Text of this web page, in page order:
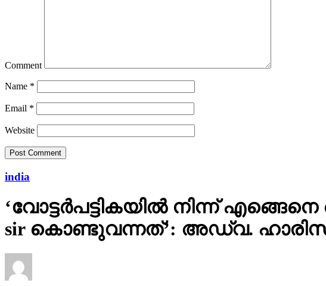
Comment
Name *
Email *
Website
india
‘വോട്ടര്‍പട്ടികയില്‍ നിന്ന്
sir കൊണ്ടുവന്നത്’: അഡ്വ. ഹാരിസ്